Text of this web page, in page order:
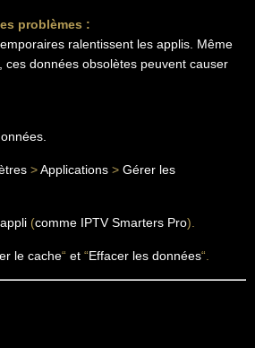
problèmes :
ralentissent les applis. Même
ces données obsolètes peuvent causer
>Applications > Gérer les
(comme IPTV Smarters Pro).
le cache“ et “Effacer les données“.